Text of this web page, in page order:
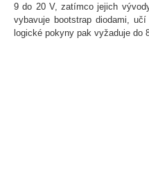
9 do 20 V, zatímco jejich
vybavuje bootstrap diodami,
logické pokyny pak vyžaduje do